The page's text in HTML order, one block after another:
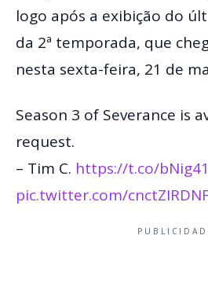
logo após a exibição do
da 2ª temporada, que
nesta sexta-feira, 21 de
Season 3 of Severance is
request.
– Tim C. https://t.co/
pic.twitter.com/